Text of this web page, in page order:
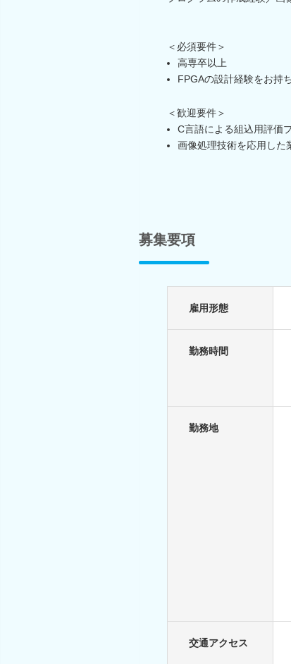
＜必須要件＞
高専卒以上
FPGAの設計経験をお持
＜歓迎要件＞
C言語による組込用評価
画像処理技術を応用した
募集要項
雇用形態
勤務時間
勤務地
交通アクセス